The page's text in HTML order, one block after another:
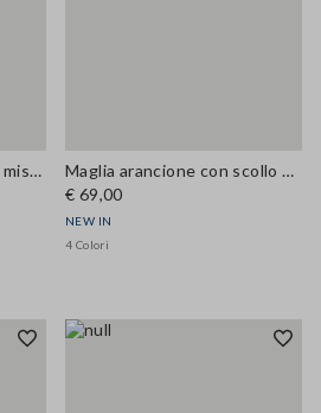
Maglia traforata grigia in misto lana a girocollo over fit
Maglia arancione con scollo a V in misto lana e cashmere regular fit
€ 69,00
NEW IN
4 Colori